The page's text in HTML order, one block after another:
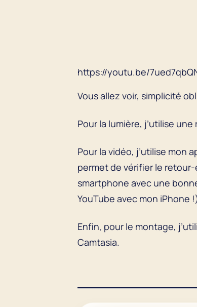
https://youtu.be/
Vous allez voir, simplicité
Pour la lumière, j’utilise
Pour la vidéo, j’utilise mon
permet de vérifier le retour-
smartphone avec une
YouTube avec mon iPhone
Enfin, pour le montage,
Camtasia.